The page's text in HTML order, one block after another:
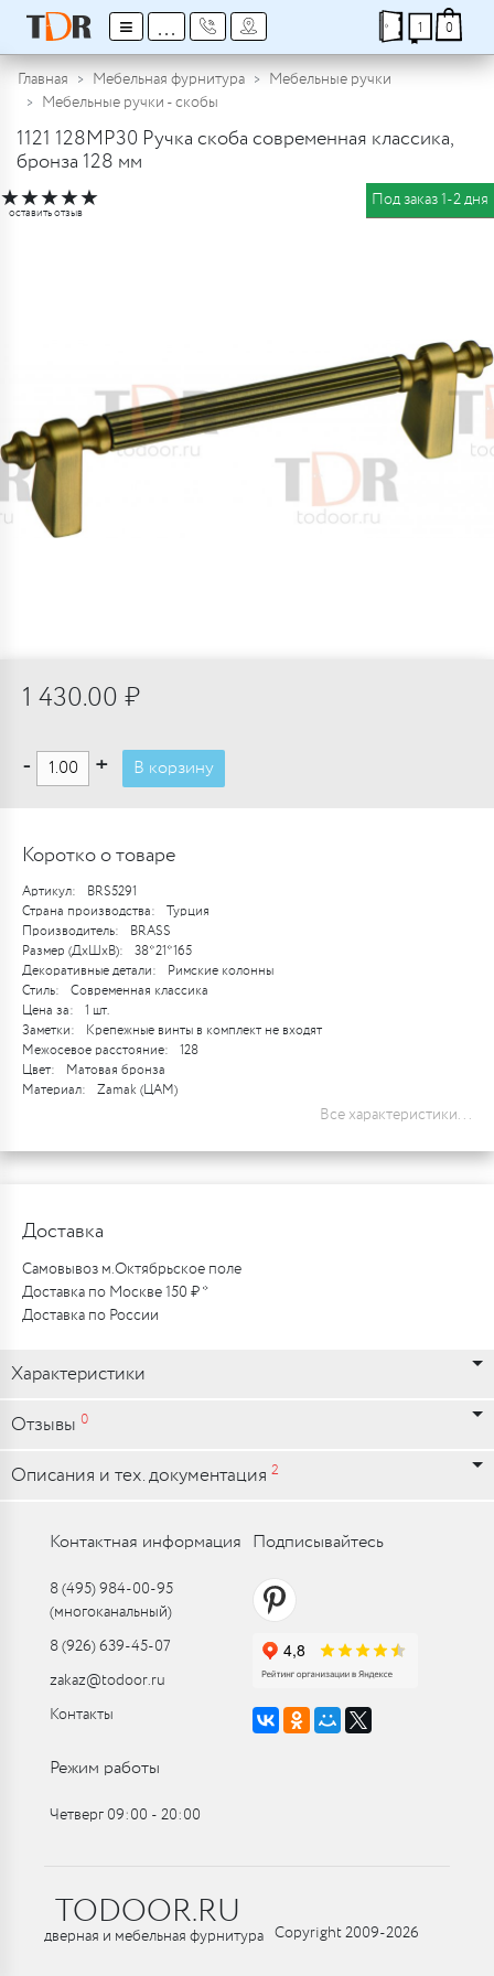
≡ ... 1 0
Главная Мебельная фурнитура
Мебельные ручки
Мебельные ручки - скобы
1121 128MP30 Ручка скоба современная классика,
бронза 128 мм
★★★★★
оставить отзыв
Под заказ 1-2 дня
1 430.00 ₽
- + В корзину
Коротко о товаре
Артикул:
BRS5291
Страна производства:
Турция
Производитель:
BRASS
Размер (ДхШхВ):
38*21*165
Декоративные детали:
Римские колонны
Стиль:
Современная классика
Цена за:
1 шт.
Заметки:
Крепежные винты в комплект не входят
Межосевое расстояние:
128
Цвет:
Матовая бронза
Материал:
Zamak (ЦАМ)
Все характеристики...
Доставка
Самовывоз м.Октябрьское поле
Доставка по Москве 150 ₽ *
Доставка по России
Характеристики
Отзывы 0
Описания и тех. документация 2
Контактная информация
8 (495) 984-00-95
(многоканальный)
8 (926) 639-45-07
zakaz@todoor.ru
Контакты
Подписывайтесь
Режим работы
Четверг 09:00 ‑ 20:00
TODOOR.RU
дверная и мебельная фурнитура Copyright 2009-2026